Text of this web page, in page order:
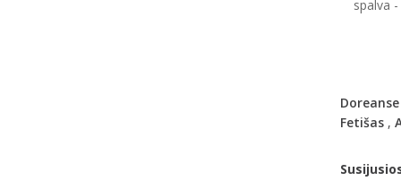
spalva
Doreanse
Fetišas,